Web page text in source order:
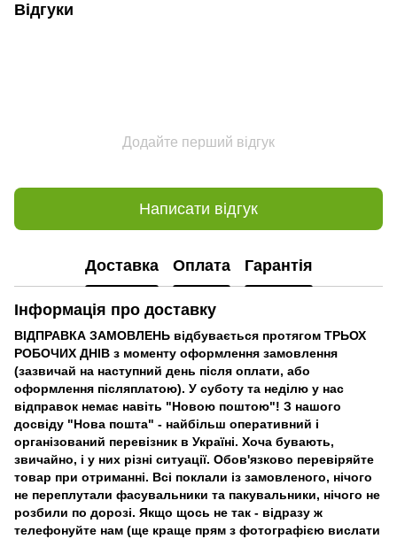
Відгуки
Додайте перший відгук
Написати відгук
Доставка Оплата Гарантія
Інформація про доставку
ВІДПРАВКА ЗАМОВЛЕНЬ відбувається протягом ТРЬОХ
РОБОЧИХ ДНІВ з моменту оформлення замовлення
(зазвичай на наступний день після оплати, або
оформлення післяплатою). У суботу та неділю у нас
відправок немає навіть "Новою поштою"! З нашого
досвіду "Нова пошта" - найбільш оперативний і
організований перевізник в Україні. Хоча бувають,
звичайно, і у них різні ситуації. Обов'язково перевіряйте
товар при отриманні. Всі поклали із замовленого, нічого
не переплутали фасувальники та пакувальники, нічого не
розбили по дорозі. Якщо щось не так - відразу ж
телефонуйте нам (ще краще прям з фотографією вислати